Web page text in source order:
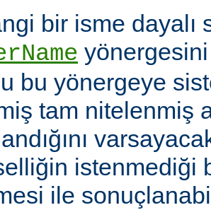
bir isme dayalı
bu yönergeye
tam nitelenmiş
istenmediği
ile